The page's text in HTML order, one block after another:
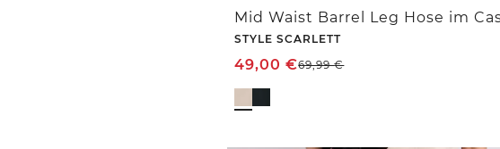
STYLE SCARLETT
49,00€69,99€